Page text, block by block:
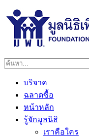
บริจาค
ฉลาดซื้อ
หน้าหลัก
รู้จักมูลนิธิ
เราคือใคร